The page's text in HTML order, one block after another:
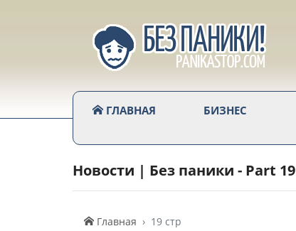
ГЛАВНАЯ БИЗНЕС
Новости | Без паники - Part 19
Главная 19 стр